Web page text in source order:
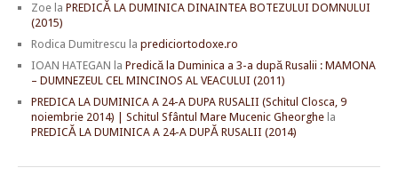
Zoe la PREDICĂ LA DUMINICA DINAINTEA BOTEZULUI DOMNULUI
(2015)
Rodica Dumitrescu la prediciortodoxe.ro
IOAN HATEGAN la Predică la Duminica a 3-a după Rusalii : MAMONA
– DUMNEZEUL CEL MINCINOS AL VEACULUI (2011)
PREDICA LA DUMINICA A 24-A DUPA RUSALII (Schitul Closca, 9
noiembrie 2014) | Schitul Sfântul Mare Mucenic Gheorghe la
PREDICĂ LA DUMINICA A 24-A DUPĂ RUSALII (2014)